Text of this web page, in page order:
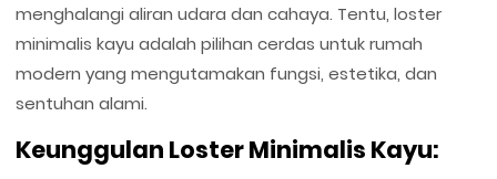
menghalangi aliran udara dan cahaya. Tentu, loster
minimalis kayu adalah pilihan cerdas untuk rumah
modern yang mengutamakan fungsi, estetika, dan
sentuhan alami.
Keunggulan Loster Minimalis Kayu: